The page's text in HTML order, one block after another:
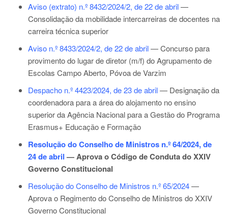
Aviso (extrato) n.º 8432/2024/2, de 22 de abril—
Consolidação da mobilidade intercarreiras de docentes na
carreira técnica superior
Aviso n.º 8433/2024/2, de 22 de abril— Concurso para
provimento do lugar de diretor (m/f) do Agrupamento de
Escolas Campo Aberto, Póvoa de Varzim
Despacho n.º 4423/2024, de 23 de abril— Designação da
coordenadora para a área do alojamento no ensino
superior da Agência Nacional para a Gestão do Programa
Erasmus+ Educação e Formação
Resolução do Conselho de Ministros n.º 64/2024, de
24 de abril —Aprova o Código de Conduta do XXIV
Governo Constitucional
Resolução do Conselho de Ministros n.º 65/2024—
Aprova o Regimento do Conselho de Ministros do XXIV
Governo Constitucional